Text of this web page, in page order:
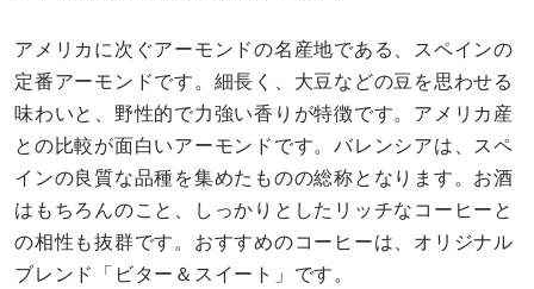
アメリカに次ぐアーモンドの名産地である、スペインの
定番アーモンドです。細長く、大豆などの豆を思わせる
味わいと、野性的で力強い香りが特徴です。アメリカ産
との比較が面白いアーモンドです。バレンシアは、スペ
インの良質な品種を集めたものの総称となります。お酒
はもちろんのこと、しっかりとしたリッチなコーヒーと
の相性も抜群です。おすすめのコーヒーは、オリジナル
ブレンド「ビター＆スイート」です。